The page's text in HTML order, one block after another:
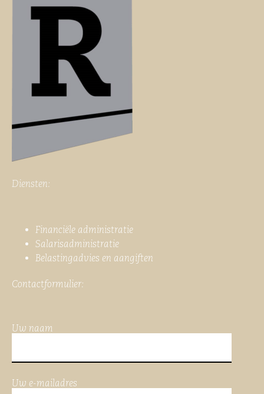
Diensten:
Financiële administratie
Salarisadministratie
Belastingadvies en aangiften
Contactformulier:
Uw naam
Uw e-mailadres